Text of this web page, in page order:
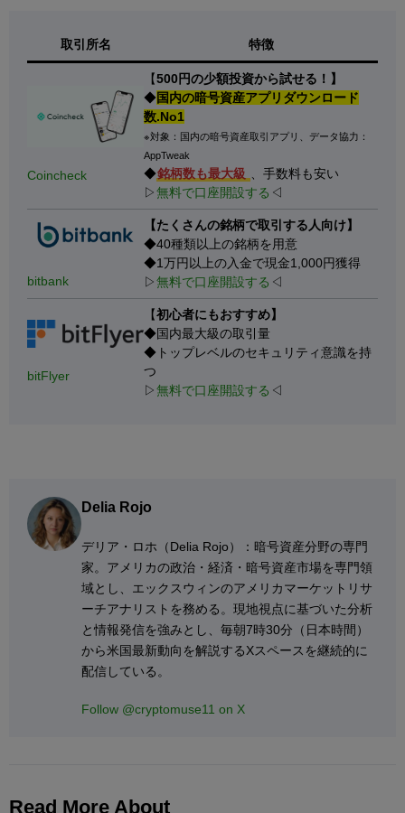
取引所名 特徴
Coincheck
【500円の少額投資から試せる！】
◆国内の暗号資産アプリダウンロード
数.No1
※対象：国内の暗号資産取引アプリ、データ協力：
AppTweak
◆銘柄数も最大級 、手数料も安い
▷無料で口座開設する ◁
bitbank
【たくさんの銘柄で取引する人向け】
◆40種類以上の銘柄を用意
◆1万円以上の入金で現金1,000円獲得
▷無料で口座開設する ◁
bitFlyer
【初心者にもおすすめ】
◆国内最大級の取引量
◆トップレベルのセキュリティ意識を持
つ
▷無料で口座開設する ◁
Delia Rojo
デリア・ロホ（Delia Rojo）：暗号資産分野の専門
家。アメリカの政治・経済・暗号資産市場を専門領
域とし、エックスウィンのアメリカマーケットリサ
ーチアナリストを務める。現地視点に基づいた分析
と情報発信を強みとし、毎朝7時30分（日本時間）
から米国最新動向を解説するXスペースを継続的に
配信している。
Follow @cryptomuse11 on X
Read More About